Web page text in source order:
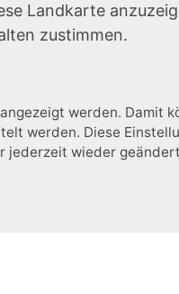
Landkarte
zustimmen.
werden. Damit
werden. Diese
jederzeit wieder